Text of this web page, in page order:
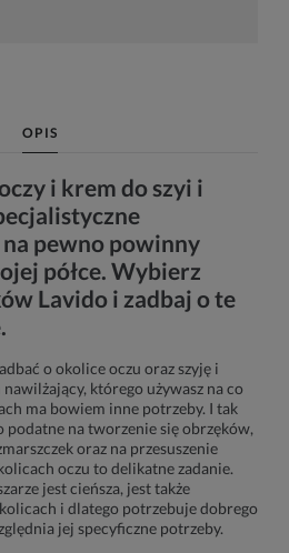
OPIS
i krem do szyi i
pewno powinny
półce. Wybierz
Lavido i zadbaj o te
o okolice oczu oraz szyję i
którego używasz na co
ma bowiem inne potrzeby. I tak
na tworzenie się obrzęków,
oraz na przesuszenie
oczu to delikatne zadanie.
jest cieńsza, jest także
i dlatego potrzebuje dobrego
jej specyficzne potrzeby.